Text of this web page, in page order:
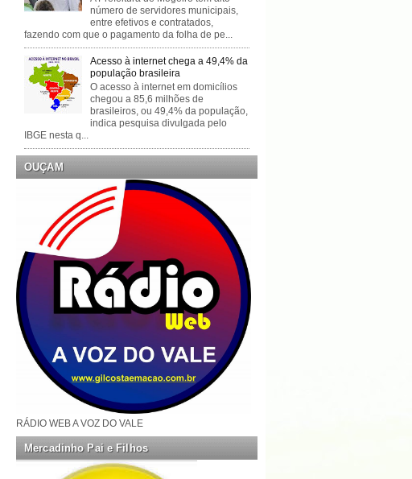
número de servidores municipais,
entre efetivos e contratados,
fazendo com que o pagamento da folha de pe...
Acesso à internet chega a 49,4% da
população brasileira
O acesso à internet em domicílios
chegou a 85,6 milhões de
brasileiros, ou 49,4% da população,
indica pesquisa divulgada pelo
IBGE nesta q...
OUÇAM
RÁDIO WEB A VOZ DO VALE
Mercadinho Pai e Filhos